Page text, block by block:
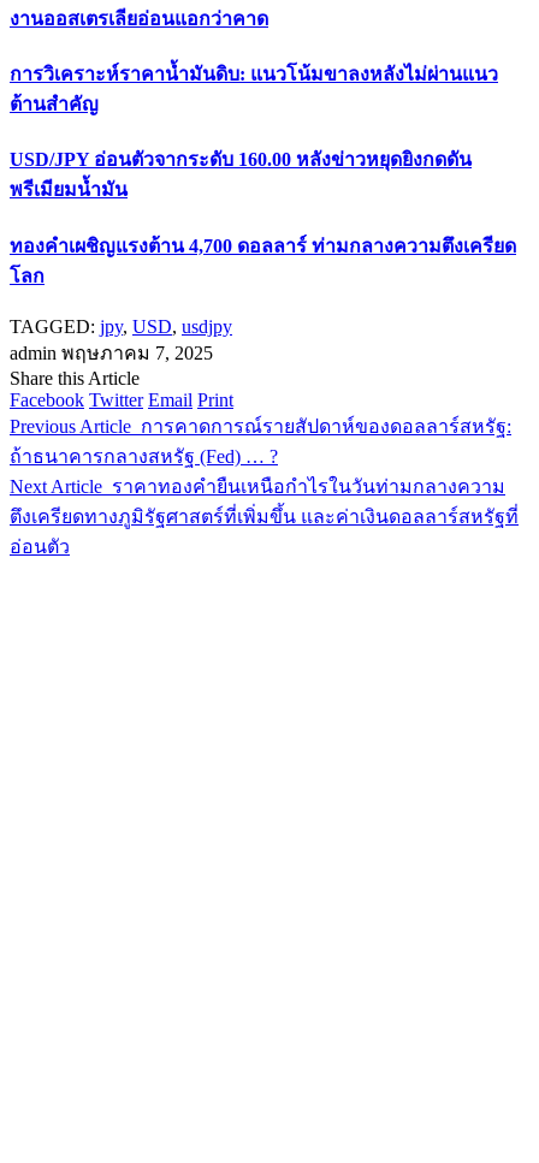
งานออสเตรเลียอ่อนแอกว่าคาด
การวิเคราะห์ราคาน้ำมันดิบ: แนวโน้มขาลงหลังไม่ผ่านแนว
ต้านสำคัญ
USD/JPY อ่อนตัวจากระดับ 160.00 หลังข่าวหยุดยิงกดดัน
พรีเมียมน้ำมัน
ทองคำเผชิญแรงต้าน 4,700 ดอลลาร์ ท่ามกลางความตึงเครียด
โลก
TAGGED: jpy, USD, usdjpy
admin พฤษภาคม 7, 2025
Share this Article
Facebook Twitter Email Print
Previous Article การคาดการณ์รายสัปดาห์ของดอลลาร์สหรัฐ:
ถ้าธนาคารกลางสหรัฐ (Fed) … ?
Next Article ราคาทองคำยืนเหนือกำไรในวันท่ามกลางความ
ตึงเครียดทางภูมิรัฐศาสตร์ที่เพิ่มขึ้น และค่าเงินดอลลาร์สหรัฐที่
อ่อนตัว